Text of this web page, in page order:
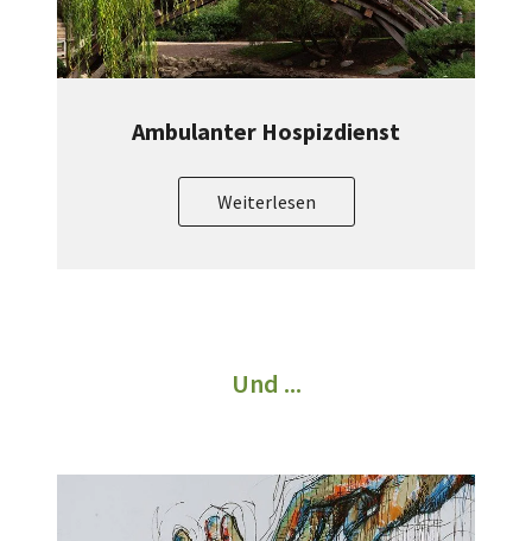
Ambulanter Hospizdienst
Weiterlesen
Und ...